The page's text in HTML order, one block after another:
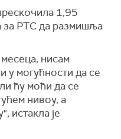
1,95
за РТС да размишља
нисам
у могућности да се
ћу моћи да се
нивоу, а
истакла је